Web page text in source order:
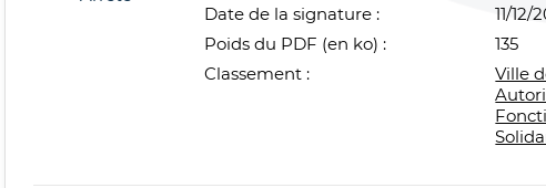
Date de la signature :
11/12/
Poids du PDF (en ko) :
135
Classement :
Ville